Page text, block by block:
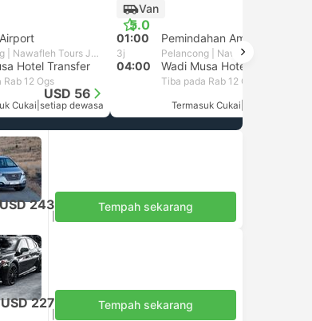
Pelancong | Nawafleh Tours Jordan
Hotel Transfer
12 Ogs
USD 56
Cukai setiap dewasa
Van
5.0
01:00 Pemindahan Amman
3j
04:00 Wadi Musa Hotel Transfer
Tiba pada Rab 12 Ogs
Termasuk Cukai
USD 243
kenderaan, semua termasuk
Tempah sekarang
USD 227
kenderaan, semua termasuk
Tempah sekarang